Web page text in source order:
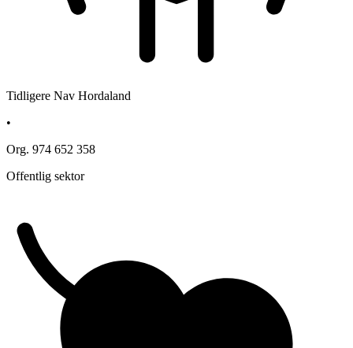
Tidligere Nav Hordaland
•
Org. 974 652 358
Offentlig sektor